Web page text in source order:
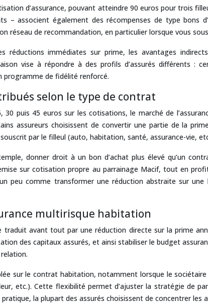
d’assurance, pouvant atteindre 90 euros pour trois
– associent également des récompenses de type bons
réseau de recommandation, en particulier lorsque vous
réductions immédiates sur prime, les avantages
vise à répondre à des profils d’assurés différents :
programme de fidélité renforcé.
selon le type de contrat
puis 45 euros sur les cotisations, le marché de
assureurs choisissent de convertir une partie de la
par le filleul (auto, habitation, santé, assurance-vie,
donner droit à un bon d’achat plus élevé qu’un
sur cotisation propre au parrainage Macif, tout en
peu comme transformer une réduction abstraite sur
multirisque habitation
avant tout par une réduction directe sur la prime
des capitaux assurés, et ainsi stabiliser le budget
sur le contrat habitation, notamment lorsque le
etc.). Cette flexibilité permet d’ajuster la stratégie de
la plupart des assurés choisissent de concentrer